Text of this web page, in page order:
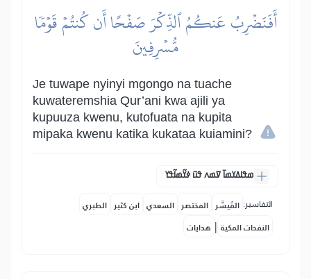
أَفَنَضۡرِبُ عَنكُمُ ٱلذِّكۡرَ صَفۡحًا أَن كُنتُمۡ قَوۡمٗا
مُّسۡرِفِينَ
Je tuwape nyinyi mgongo na tuache
kuwateremshia Qur’ani kwa ajili ya
kupuuza kwenu, kutofuata na kupita
mipaka kwenu katika kukataa kuiamini?
ߘߟߊߡߌߘߊ߫ ߜߘߍ ߟߎ߫ ߦߌ߬ߘߊ߬ߟߌ
التفاسير: المُيسَّر المختصر السعدي ابن كثير الطبري
النفحات المكية | هدايات